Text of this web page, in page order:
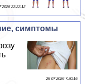
2026 23:23:12
симптомы
26 07 2026 7:30:16